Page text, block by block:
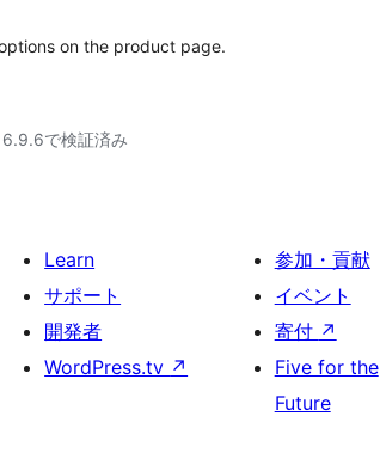
on the product page.
6.9.6で検証済み
Learn
サポート
開発者
WordPress.tv ↗
参加・貢献
イベント
寄付 ↗
Five for the
Future